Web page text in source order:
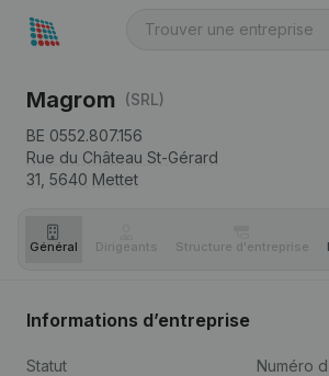
Magrom (SRL)
BE 0552.807.156
Rue du Château St-Gérard
31, 5640 Mettet
Général Dirigeants Structure d'entreprise
Informations d’entreprise
Statut
Numéro